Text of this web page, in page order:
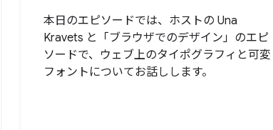
本日のエピソードでは、ホストの Una
Kravets と「ブラウザでのデザイン」のエピ
ソードで、ウェブ上のタイポグラフィと可変
フォントについてお話しします。